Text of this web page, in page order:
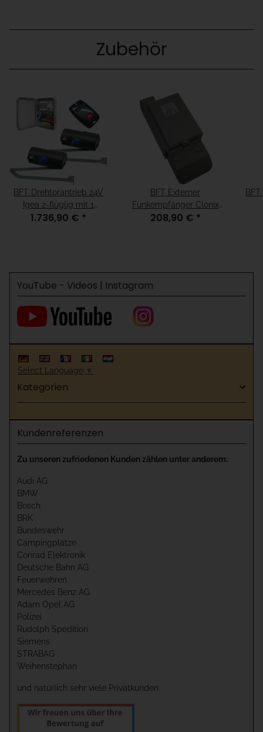
Zubehör
BFT Drehtorantrieb 24V
Igea 2-flüglig mit 1
Handsender
1.736,90 € *
BFT Externer
Funkempfänger Clonix
2E 2 Kanal 433 MHz
208,90 € *
YouTube - Videos | Instagram
Select Language ▼
Kategorien
Kundenreferenzen
Zu unseren zufriedenen Kunden zählen unter anderem:
Audi AG
BMW
Bosch
BRK
Bundeswehr
Campingplätze
Conrad Elektronik
Deutsche Bahn AG
Feuerwehren
Mercedes Benz AG
Adam Opel AG
Polizei
Rudolph Spedition
Siemens
STRABAG
Weihenstephan
und natürlich sehr viele Privatkunden